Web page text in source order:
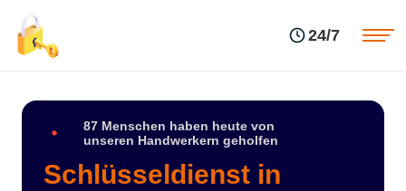
24/7
87 Menschen haben heute von
unseren Handwerkern geholfen
Schlüsseldienst in